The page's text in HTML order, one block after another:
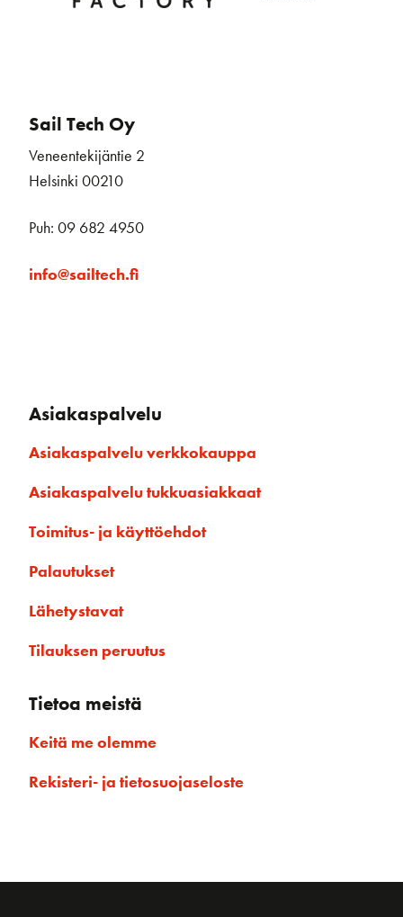
Sail Tech Oy
Veneentekijäntie 2
Helsinki 00210
Puh: 09 682 4950
info@sailtech.fi
Asiakaspalvelu
Asiakaspalvelu verkkokauppa
Asiakaspalvelu tukkuasiakkaat
Toimitus- ja käyttöehdot
Palautukset
Lähetystavat
Tilauksen peruutus
Tietoa meistä
Keitä me olemme
Rekisteri- ja tietosuojaseloste